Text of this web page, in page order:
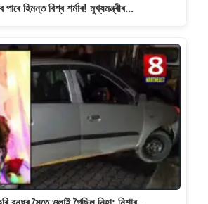
পাৰে হিমন্ত বিশ্ব শৰ্মাৰ! মুখ্যমন্ত্ৰীৰ…